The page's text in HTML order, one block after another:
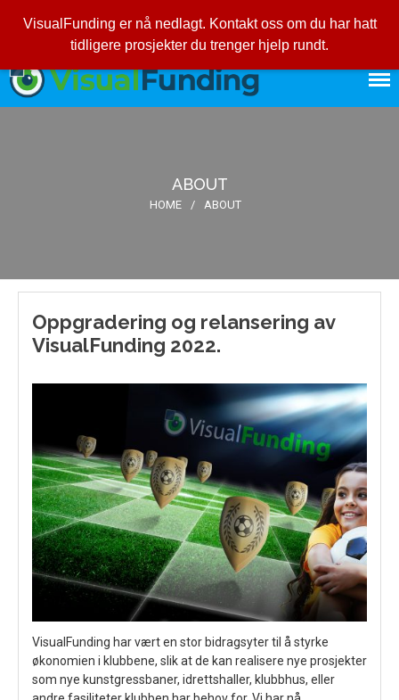
VisualFunding er nå nedlagt. Kontakt oss om du har hatt
tidligere prosjekter du trenger hjelp rundt.
Hjem
Kontakt oss
Login
VisualFunding
VisualFunding - start ditt
prosjekt i dag
ABOUT
HOME / ABOUT
Oppgradering og relansering av
VisualFunding 2022.
VisualFunding har vært en stor bidragsyter til å styrke
økonomien i klubbene, slik at de kan realisere nye prosjekter
som nye kunstgressbaner, idrettshaller, klubbhus, eller